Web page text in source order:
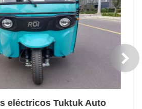
eléctricos Tuktuk Auto